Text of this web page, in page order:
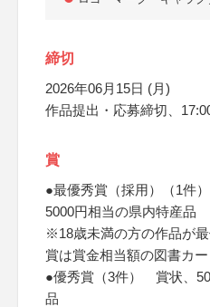
締切
2026年06月15日 (月)
作品提出・応募締切、
賞
●最優秀賞（採用）（1件
5000円相当の県内特産品
※18歳未満の方の作品が
賞は賞金相当額の図書カ
●優秀賞（3件） 賞状、
品